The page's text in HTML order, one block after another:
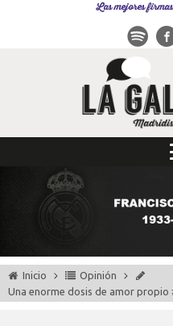
Las mejores
Inicio
Opinión
Una enorme dosis de amor propio